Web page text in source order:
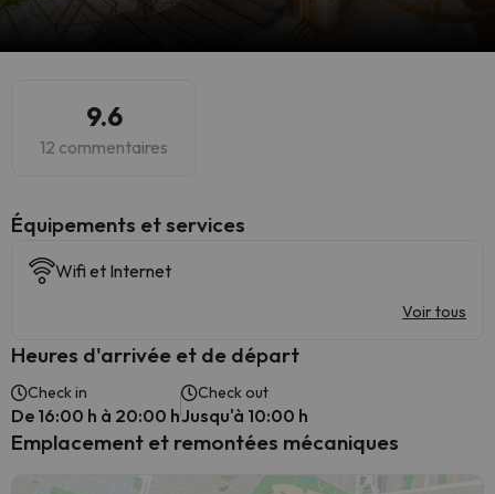
9.6
12 commentaires
​Équipements et services
Wifi et Internet
Voir tous
Heures d'arrivée et de départ
Check in
De 16:00 h à 20:00 h
Check out
Jusqu'à 10:00 h
Emplacement et remontées mécaniques